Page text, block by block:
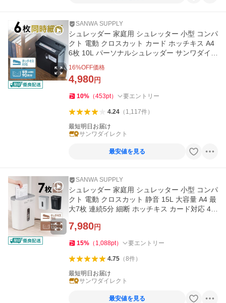
SANWA SUPPLY
シュレッダー 家庭用 シュレッター 小型 コンパ
クト 電動 クロスカット カード ホッチキス A4
6枚 10L パーソナルシュレッダー サンワダイレ
16%OFF価格
4,980円
10% （453pt） 要エントリー
4.24（ 1,117件）
最短明日お届け
サンワダイレクト
最安値を見る
SANWA SUPPLY
シュレッダー 家庭用 シュレッター 小型 コンパ
クト 電動 クロスカット 静音 15L 大容量 A4 最
大7枚 連続5分 細断 ホッチキス カード対応 40
7,980円
15% （ 1,088pt） 要エントリー
4.75（8件）
最短明日お届け
サンワダイレクト
最安値を見る